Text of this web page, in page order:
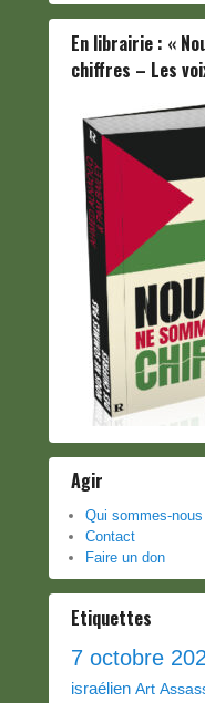
En librairie : «
chiffres – Les
Agir
Qui sommes-
Contact
Faire un don
Etiquettes
7 octobre
israélien Art